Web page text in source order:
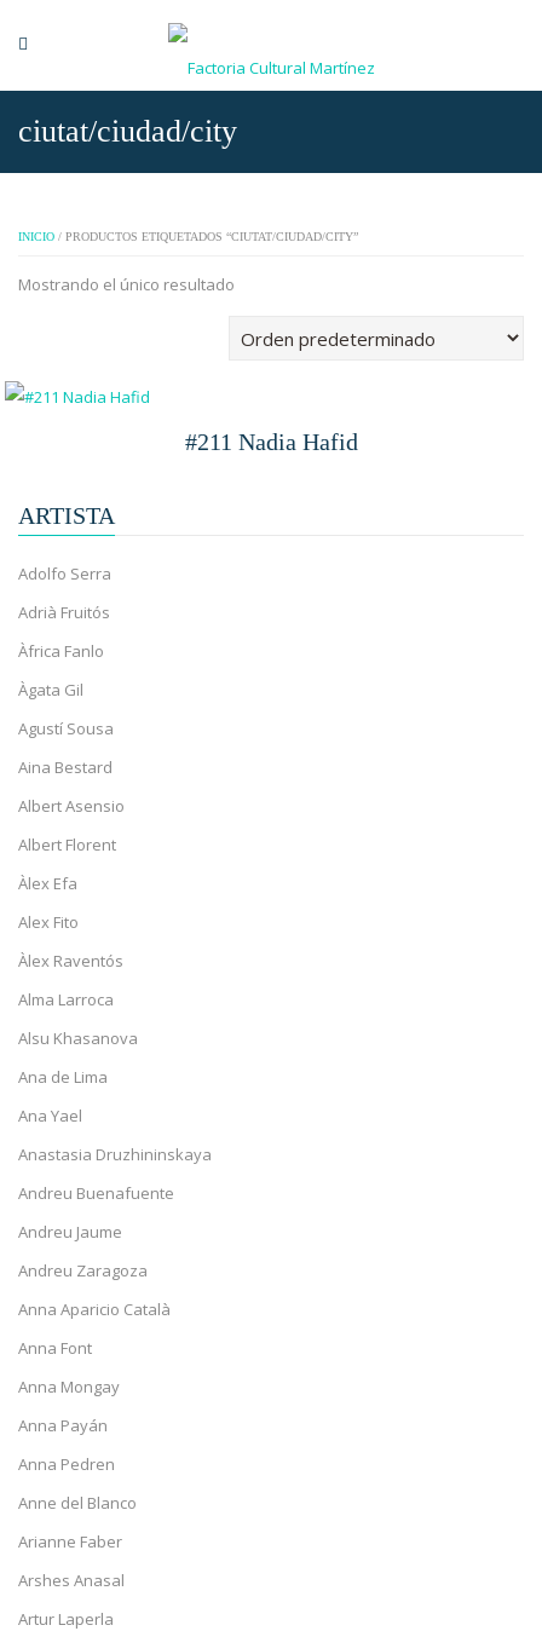
ciutat/ciudad/city
INICIO / PRODUCTOS ETIQUETADOS “CIUTAT/CIUDAD/CITY”
Mostrando el único resultado
#211 Nadia Hafid
ARTISTA
Adolfo Serra
Adrià Fruitós
Àfrica Fanlo
Àgata Gil
Agustí Sousa
Aina Bestard
Albert Asensio
Albert Florent
Àlex Efa
Alex Fito
Àlex Raventós
Alma Larroca
Alsu Khasanova
Ana de Lima
Ana Yael
Anastasia Druzhininskaya
Andreu Buenafuente
Andreu Jaume
Andreu Zaragoza
Anna Aparicio Català
Anna Font
Anna Mongay
Anna Payán
Anna Pedren
Anne del Blanco
Arianne Faber
Arshes Anasal
Artur Laperla